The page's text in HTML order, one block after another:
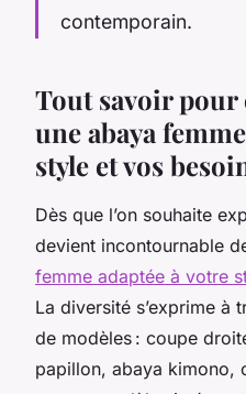
contemporain.
Tout savoir
une abaya
style et vos
Dès que l’on souhaite
devient incontournable
femme adaptée à votre
La diversité s’exprime à
de modèles : coupe
papillon, abaya kimono,